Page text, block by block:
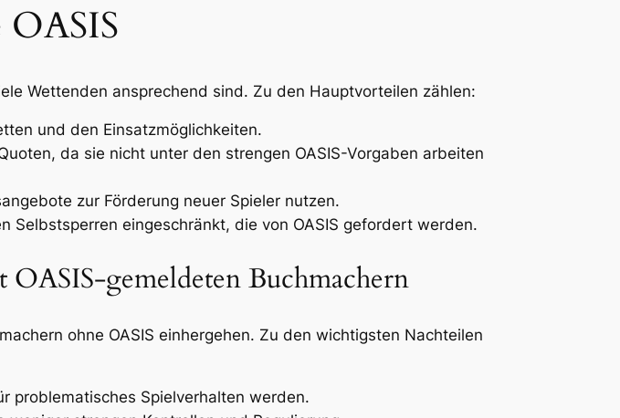
Wettenden ansprechend sind. Zu den Hauptvorteilen zählen:
und den Einsatzmöglichkeiten.
da sie nicht unter den strengen OASIS-Vorgaben arbeiten
zur Förderung neuer Spieler nutzen.
Selbstsperren eingeschränkt, die von OASIS gefordert werden.
gemeldeten Buchmachern
ohne OASIS einhergehen. Zu den wichtigsten Nachteilen
problematisches Spielverhalten werden.